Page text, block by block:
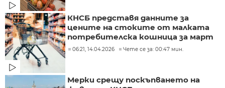
КНСБ представя данните за
цените на стоките от малката
потребителска кошница за март
06:21, 14.04.2026 Чете се за: 00:47 мин.
Мерки срещу поскъпването на